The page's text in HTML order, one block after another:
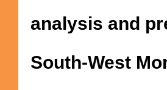
analysis and
South-West